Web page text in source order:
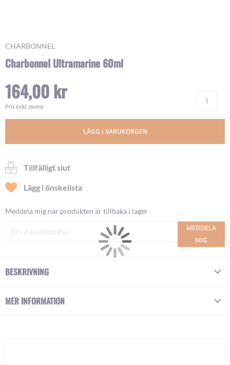
CHARBONNEL
Charbonnel Ultramarine 60ml
164,00 kr
Pris exkl. moms
LÄGG I VARUKORGEN
Tillfälligt slut
Lägg i önskelista
Meddela mig när produkten är tillbaka i lager
MEDDELA
MIG
Skip
the
of
the
images
BESKRIVNING
MER INFORMATION